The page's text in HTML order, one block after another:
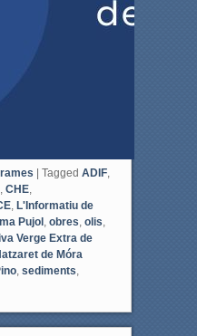
Tagged ADIF,
, CHE,
, L'Informatiu de
Pujol , obres, olis,
Verge Extra de
de Móra
, sediments,